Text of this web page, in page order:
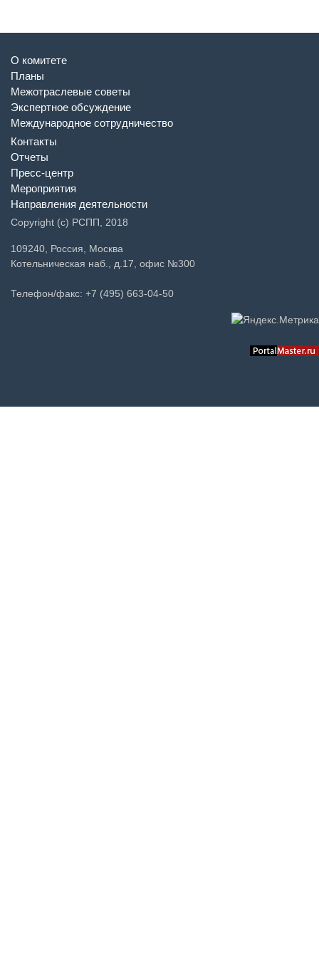
О комитете
Планы
Межотраслевые советы
Экспертное обсуждение
Международное сотрудничество
Контакты
Отчеты
Пресс-центр
Мероприятия
Направления деятельности
Copyright (c) РСПП, 2018
109240, Россия, Москва
Котельническая наб., д.17, офис №300
Телефон/факс: +7 (495) 663-04-50